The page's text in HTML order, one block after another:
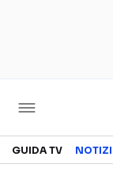
Televisione
GUIDA TV